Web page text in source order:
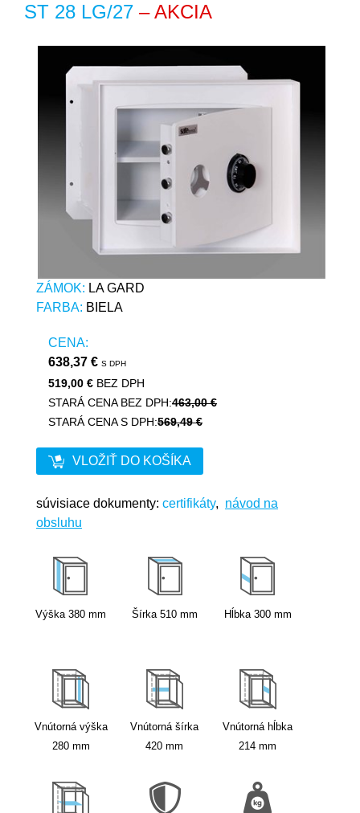
ST 28 LG/27 – AKCIA
ZÁMOK: LA GARD
FARBA: BIELA
CENA:
638,37 € S DPH
519,00 € BEZ DPH
STARÁ CENA BEZ DPH:463,00 €
STARÁ CENA S DPH:569,49 €
VLOŽIŤ DO KOŠÍKA
súvisiace dokumenty: certifikáty, návod na
obsluhu
Výška 380 mm Šírka 510 mm Hĺbka 300 mm
Vnútorná výška
280 mm
Vnútorná šírka
420 mm
Vnútorná hĺbka
214 mm